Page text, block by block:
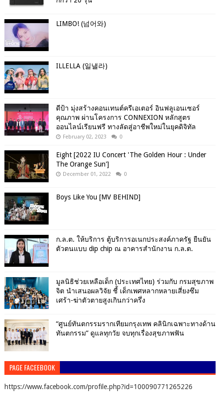
LIMBO! (넘어와)
ILLELLA (일낼라)
ดีป้า มุ่งสร้างคอนเทนต์ครีเอเตอร์ อินฟลูเอนเซอร์
คุณภาพ ผ่านโครงการ CONNEXION หลักสูตร
ออนไลน์เรียนฟรี ทางลัดสู่อาชีพใหม่ในยุคดิจิทัล
February 02, 2023 0
Eight [2022 IU Concert 'The Golden Hour : Under
The Orange Sun']
December 01, 2022 0
Boys Like You [MV BEHIND]
ก.ล.ต. ให้บริการ ตู้บริการอเนกประสงค์ภาครัฐ ยืนยัน
ตัวตนแบบ dip chip ณ อาคารสำนักงาน ก.ล.ต.
มูลนิธิช่วยเหลือเด็ก (ประเทศไทย) ร่วมกับ กรมสุขภาพ
จิต นำเสนอผลวิจัย ชี้ เด็กเพศหลากหลายเสี่ยงซึม
เศร้า-ฆ่าตัวตายสูงเกินกว่าครึ่ง
“ศูนย์ทันตกรรมรากเทียมกรุงเทพ คลินิกเฉพาะทางด้าน
ทันตกรรม” ดูแลทุกวัย จบทุกเรื่องสุขภาพฟัน
PAGE FACEEBOOK
https://www.facebook.com/profile.php?id=100090771265226